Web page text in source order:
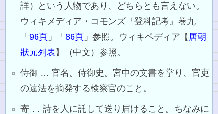
詳）という人物であり、どちらとも言えない。
ウィキメディア・コモンズ『登科記考』巻九
「96頁 」「86頁 」参照。ウィキペディア【 唐朝
狀元列表 】（中文）参照。
侍御 … 官名。侍御史。宮中の文書を掌り、官吏
の違法を摘発する検察官のこと。
寄 … 詩を人に託して送り届けること。ちなみに